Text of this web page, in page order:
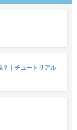
？｜チュートリアル